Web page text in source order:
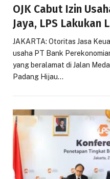
OJK Cabut Izin
Jaya, LPS Lakukan
JAKARTA: Otoritas Jasa
usaha PT Bank
yang beralamat di Jalan
Padang Hijau…